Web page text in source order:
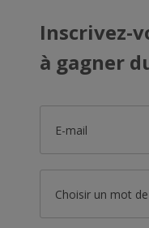
Inscrivez-
à gagner
E-mail
Choisir un mot